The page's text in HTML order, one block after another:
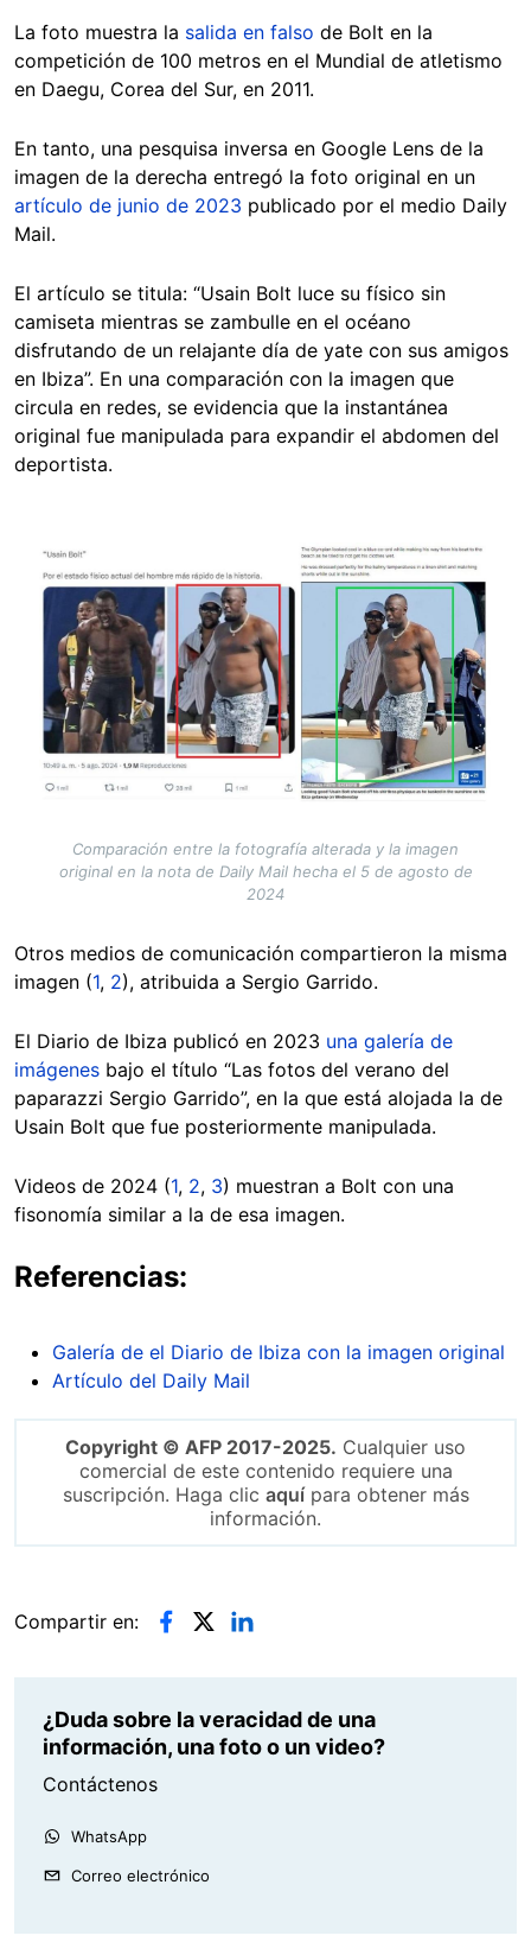
La foto muestra la salida en falso de Bolt en la
competición de 100 metros en el Mundial de atletismo
en Daegu, Corea del Sur, en 2011.
En tanto, una pesquisa inversa en Google Lens de la
imagen de la derecha entregó la foto original en un
artículo de junio de 2023 publicado por el medio Daily
Mail.
El artículo se titula: “Usain Bolt luce su físico sin
camiseta mientras se zambulle en el océano
disfrutando de un relajante día de yate con sus amigos
en Ibiza”. En una comparación con la imagen que
circula en redes, se evidencia que la instantánea
original fue manipulada para expandir el abdomen del
deportista.
Image
Comparación entre la fotografía alterada y la imagen
original en la nota de Daily Mail hecha el 5 de agosto de
2024
Otros medios de comunicación compartieron la misma
imagen (1, 2), atribuida a Sergio Garrido.
El Diario de Ibiza publicó en 2023 una galería de
imágenes bajo el título “Las fotos del verano del
paparazzi Sergio Garrido”, en la que está alojada la de
Usain Bolt que fue posteriormente manipulada.
Videos de 2024 (1, 2, 3) muestran a Bolt con una
fisonomía similar a la de esa imagen.
Referencias:
Galería de el Diario de Ibiza con la imagen original
Artículo del Daily Mail
Copyright © AFP 2017-2025. Cualquier uso
comercial de este contenido requiere una
suscripción. Haga clic aquípara obtener más
información.
Compartir en:
¿Duda sobre la veracidad de una
información, una foto o un video?
Contáctenos
WhatsApp
Correo electrónico